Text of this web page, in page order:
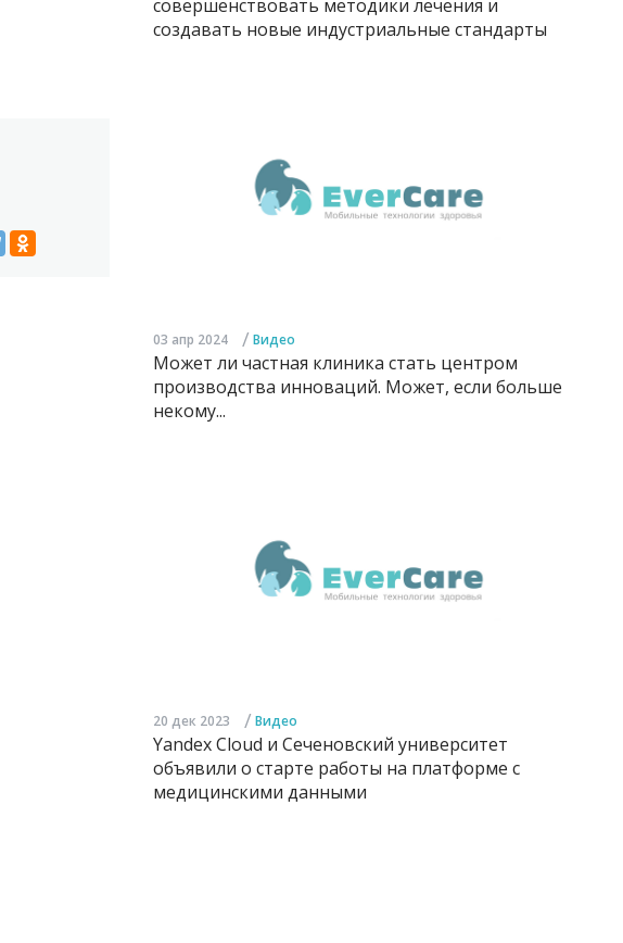
совершенствовать методики лечения и
создавать новые индустриальные стандарты
03 апр 2024 / Видео
Может ли частная клиника стать центром
производства инноваций. Может, если больше
некому...
20 дек 2023 / Видео
Yandex Cloud и Сеченовский университет
объявили о старте работы на платформе с
медицинскими данными